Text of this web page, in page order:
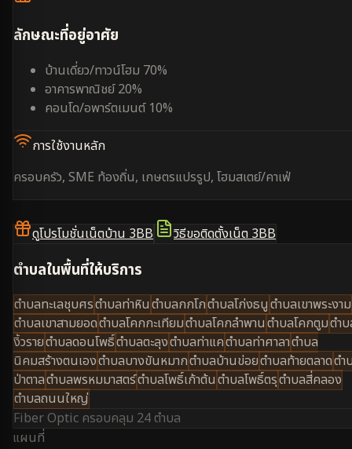
ลักษณะที่อยู่อาศัย
บ้านเดี่ยว/ทาวน์โฮม 70%
อาคารพาณิชย์ 20%
คอนโด/อพาร์ตเมนต์ 10%
การใช้งานหลัก
ครอบครัว, SME ท้องถิ่น, เกษตรแปรรูป, โฮมสเตย์/คาเฟ่
ดูโปรโมชั่นเน็ตบ้าน 3BB วิธีขอติดตั้งเน็ต 3BB
ตำบลในพื้นที่ให้บริการ
ตำบลทะเลชุบศรตำบลท่าหินตำบลกกโกตำบลโก่งธนูตำบลเขาพระงาม
ตำบลเขาสามยอดตำบลโคกกะเทียมตำบลโคกลำพานตำบลโคกตูมตำ
งิ้วรายตำบลดอนโพธิ์ตำบลตะลุงตำบลท่าแคตำบลท่าศาลาตำบล
นิคมสร้างตนเองตำบลบางขันหมากตำบลบ้านข่อยตำบลท้ายตลาดตำ
ป่าตาลตำบลพรหมมาสตร์ตำบลโพธิ์เก้าต้นตำบลโพธิ์ตรุตำบลสี่คลอง
ตำบลถนนใหญ่
Fiber Optic ครอบคลุม 24 ตำบล
แผนที่